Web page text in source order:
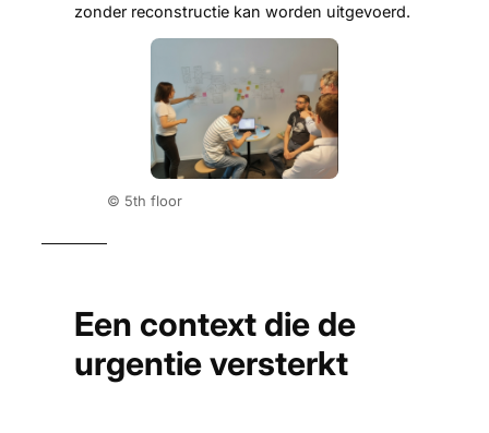
zonder reconstructie kan worden uitgevoerd.
© 5th floor
Een context die de
urgentie versterkt